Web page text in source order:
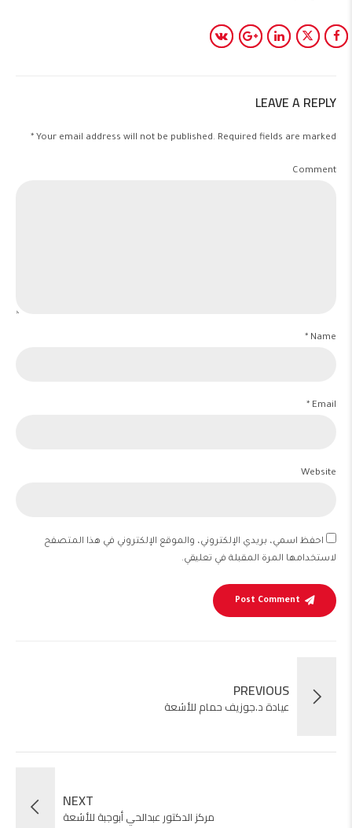
LEAVE A REPLY
Your email address will not be published. Required fields are marked *
Comment
Name *
Email *
Website
احفظ اسمي، بريدي الإلكتروني، والموقع الإلكتروني في هذا المتصفح
لاستخدامها المرة المقبلة في تعليقي.
Post Comment
PREVIOUS
عيادة د.جوزيف حمام للأشعة
NEXT
مركز الدكتور عبدالحي أبوجبة للأشعة